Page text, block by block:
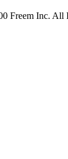
Freem Inc. All